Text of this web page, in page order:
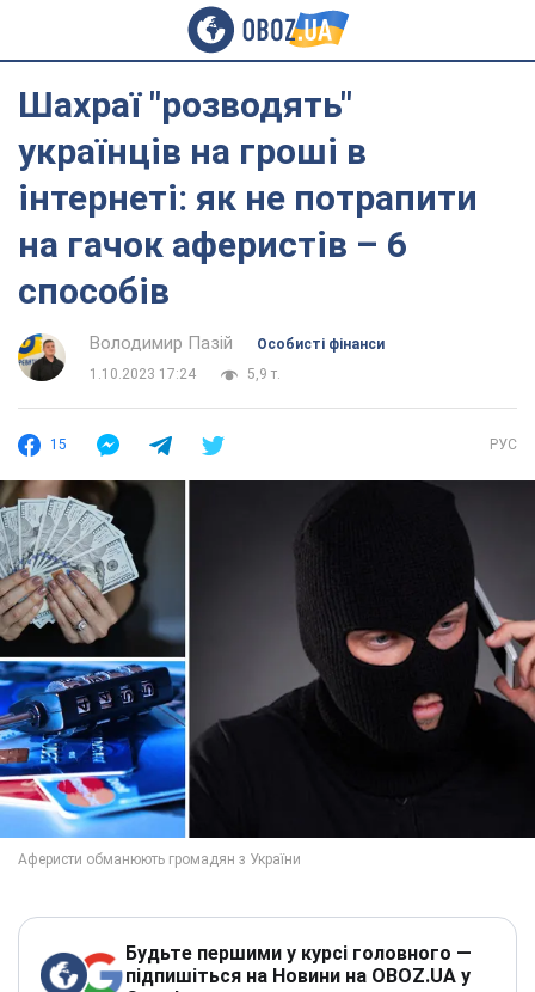
Шахраї "розводять"
українців на гроші в
інтернеті: як не потрапити
на гачок аферистів – 6
способів
Володимир Пазій
Особисті фінанси
1.10.2023 17:24
5,9 т.
15 РУС
Будьте першими у курсі головного —
підпишіться на Новини на OBOZ.UA у